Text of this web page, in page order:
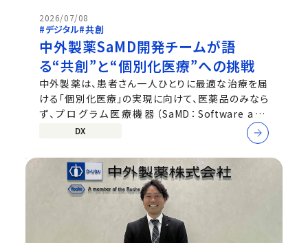
2026/07/08
#デジタル#共創
中外製薬SaMD開発チームが語
る“共創”と“個別化医療”への挑戦
中外製薬は、患者さん一人ひとりに最適な治療を届
ける「個別化医療」の実現に向けて、医薬品のみなら
ず、プログラム医療機器（SaMD：Software as a
Medical Device）の開発にも挑戦しています。SaMD
はAIなどのソフトウェア技術を活用し、診断や治療の
精度向上を支援する医療機器です。特にAIによる画像
解析を活用した診断支援は、従来の医薬...
DX